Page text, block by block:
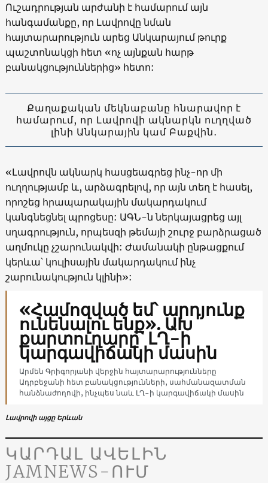
Ուշադրության արժանի է համարում այն
հանգամանքը, որ Լավրովը նման
հայտարարություն արեց Անկարայում թուրք
պաշտոնակցի հետ «ոչ այնքան հարթ
բանակցություններից» հետո:
Քաղաքական մեկնաբանը հնարավոր է
համարում, որ Լավրովի ակնարկն ուղղված
լինի Անկարային կամ Բաքվին․
«Լավրովն ակնարկ հասցեագրեց ինչ-որ մի
ուղղությամբ և, արձագրելով, որ այն տեղ է հասել,
որոշեց հրապարակային մակարդակում
կանգնեցնել պրոցեսը: ԱԳՆ-ն ներկայացրեց այլ
սղագրություն, որպեսզի թեմայի շուրջ բարձրացած
աղմուկը չշարունակվի: Ժամանակի ընթացքում
կերևա՝ կուլիսային մակարդակում ինչ
շարունակություն կլինի»:
«Համոզված եմ՝ արդյունք
ունենալու ենք». ԱԽ
քարտուղարը՝ ԼՂ-ի
կարգավիճակի մասին
Արմեն Գրիգորյանի վերջին հայտարարությունները
Ադրբեջանի հետ բանակցությունների, սահմանազատման
հանձնաժողովի, ինչպես նաև ԼՂ-ի կարգավիճակի մասին
Լավրովի այցը Երևան
ԿԱՐԴԱԼ ԱՎԵԼԻՆ
JAMNEWS-ՈՒՄ